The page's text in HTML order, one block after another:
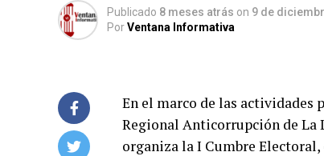
Publicado 8 meses atrás on 9 de
PorVentana Informativa
En el marco de las
Regional Anticorrupción de La
organiza la I Cumbre